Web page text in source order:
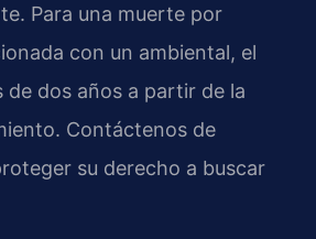
Para una muerte por
con un ambiental, el
de dos años a partir de la
Contáctenos de
su derecho a buscar